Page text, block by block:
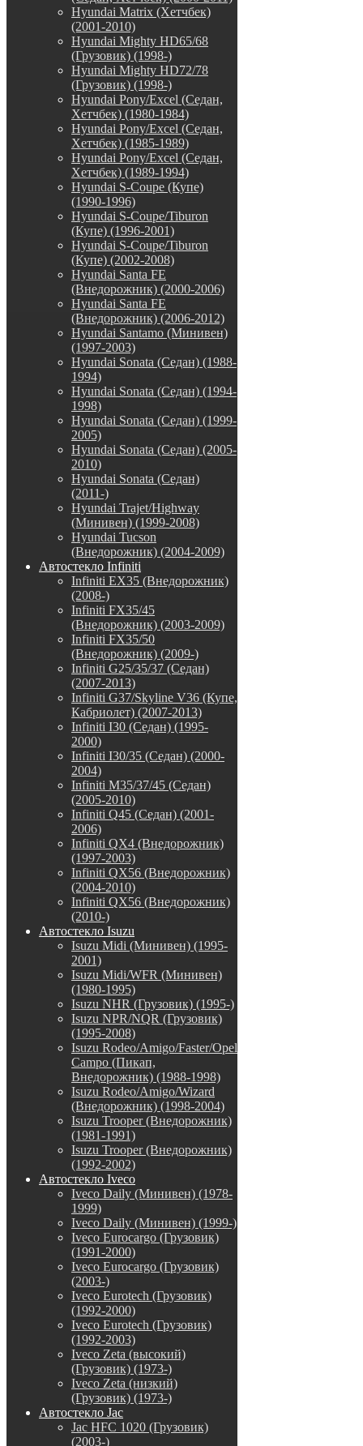
Hyundai Matrix (Хетчбек)
(2001-2010)
Hyundai Mighty HD65/68
(Грузовик) (1998-)
Hyundai Mighty HD72/78
(Грузовик) (1998-)
Hyundai Pony/Excel (Седан,
Хетчбек) (1980-1984)
Hyundai Pony/Excel (Седан,
Хетчбек) (1985-1989)
Hyundai Pony/Excel (Седан,
Хетчбек) (1989-1994)
Hyundai S-Coupe (Купе)
(1990-1996)
Hyundai S-Coupe/Tiburon
(Купе) (1996-2001)
Hyundai S-Coupe/Tiburon
(Купе) (2002-2008)
Hyundai Santa FE
(Внедорожник) (2000-2006)
Hyundai Santa FE
(Внедорожник) (2006-2012)
Hyundai Santamo (Минивен)
(1997-2003)
Hyundai Sonata (Седан) (1988-
1994)
Hyundai Sonata (Седан) (1994-
1998)
Hyundai Sonata (Седан) (1999-
2005)
Hyundai Sonata (Седан) (2005-
2010)
Hyundai Sonata (Седан)
(2011-)
Hyundai Trajet/Highway
(Минивен) (1999-2008)
Hyundai Tucson
(Внедорожник) (2004-2009)
Автостекло Infiniti
Infiniti EX35 (Внедорожник)
(2008-)
Infiniti FX35/45
(Внедорожник) (2003-2009)
Infiniti FX35/50
(Внедорожник) (2009-)
Infiniti G25/35/37 (Седан)
(2007-2013)
Infiniti G37/Skyline V36 (Купе,
Кабриолет) (2007-2013)
Infiniti I30 (Седан) (1995-
2000)
Infiniti I30/35 (Седан) (2000-
2004)
Infiniti M35/37/45 (Седан)
(2005-2010)
Infiniti Q45 (Седан) (2001-
2006)
Infiniti QX4 (Внедорожник)
(1997-2003)
Infiniti QX56 (Внедорожник)
(2004-2010)
Infiniti QX56 (Внедорожник)
(2010-)
Автостекло Isuzu
Isuzu Midi (Минивен) (1995-
2001)
Isuzu Midi/WFR (Минивен)
(1980-1995)
Isuzu NHR (Грузовик) (1995-)
Isuzu NPR/NQR (Грузовик)
(1995-2008)
Isuzu Rodeo/Amigo/Faster/Opel
Campo (Пикап,
Внедорожник) (1988-1998)
Isuzu Rodeo/Amigo/Wizard
(Внедорожник) (1998-2004)
Isuzu Trooper (Внедорожник)
(1981-1991)
Isuzu Trooper (Внедорожник)
(1992-2002)
Автостекло Iveco
Iveco Daily (Минивен) (1978-
1999)
Iveco Daily (Минивен) (1999-)
Iveco Eurocargo (Грузовик)
(1991-2000)
Iveco Eurocargo (Грузовик)
(2003-)
Iveco Eurotech (Грузовик)
(1992-2000)
Iveco Eurotech (Грузовик)
(1992-2003)
Iveco Zeta (высокий)
(Грузовик) (1973-)
Iveco Zeta (низкий)
(Грузовик) (1973-)
Автостекло Jac
Jac HFC 1020 (Грузовик)
(2003-)